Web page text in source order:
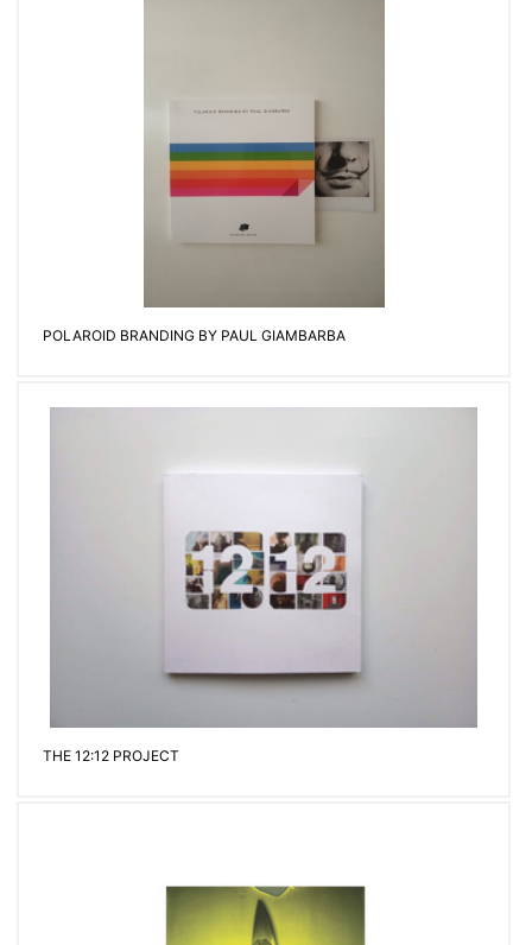
POLAROID BRANDING BY PAUL GIAMBARBA
THE 12:12 PROJECT